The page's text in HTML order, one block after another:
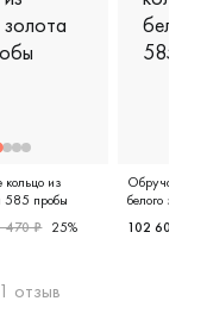
европейская
из
585 пробы
470 ₽ 25%
1 отзыв
белого
102 600 ₽